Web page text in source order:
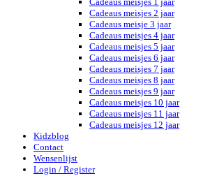
Cadeaus meisjes 2 jaar
Cadeaus meisje 3 jaar
Cadeaus meisjes 4 jaar
Cadeaus meisjes 5 jaar
Cadeaus meisjes 6 jaar
Cadeaus meisjes 7 jaar
Cadeaus meisjes 8 jaar
Cadeaus meisjes 9 jaar
Cadeaus meisjes 10 jaar
Cadeaus meisjes 11 jaar
Cadeaus meisjes 12 jaar
Kidzblog
Contact
Wensenlijst
Login / Register